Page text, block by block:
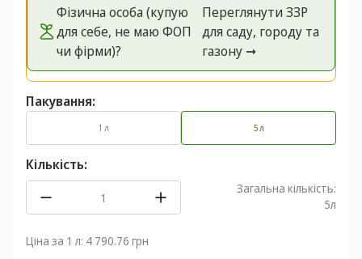
Фізична особа (купую
для себе, не маю ФОП
чи фірми)?
Переглянути ЗЗР
для саду, городу та
газону ➞
Пакування:
1 л 5 л
Кількість:
Загальна кількість:
5л
Ціна за 1 л: 4 790.76 грн